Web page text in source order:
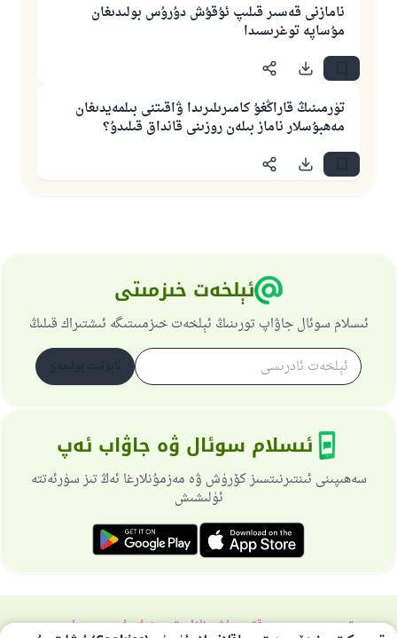
نامازنى قەسىر قىلىپ ئۇقۇش دۇرۇس بولىدىغان
مۇساپە توغرىسىدا
تۈرمىنىڭ قاراڭغۇ كامىرىلىرىدا ۋاقىتنى بىلمەيدىغان
مەھبۇسلار ناماز بىلەن روزىنى قانداق قىلىدۇ؟
ئېلخەت خىزمىتى
ئىسلام سوئال جاۋاپ تورىنىڭ ئېلخەت خىزمىىتىگە ئىشتىراك قىلىڭ
ئىسلام سوئال ۋە جاۋاب ئەپ
سەھىپىنى ئىنتىرنىتسىز كۆرۈش ۋە مەزمۇنلارغا ئەڭ تىز سۈرئەتتە
ئۈلىشىش
تورسەھىپىسى ھەققىدەباش نازارەتچىخۇسۇسىي سىياسەت